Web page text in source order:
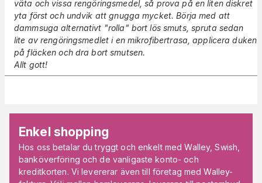
väta och vissa rengöringsmedel, så prova på en liten diskret
yta först och undvik att gnugga mycket. Börja med att
dammsuga alternativt "rolla" bort lös smuts, spruta sedan
lite av rengöringsmedlet i en mikrofibertrasa, applicera duken
på fläcken och dra bort smutsen.
Allt gott!
Enkel shopping
Hos oss betalar du tryggt och enkelt med Walley, Swish,
banköverföring och de vanligaste konto- och
kreditkorten. Vi levererar även till företag med Walley-